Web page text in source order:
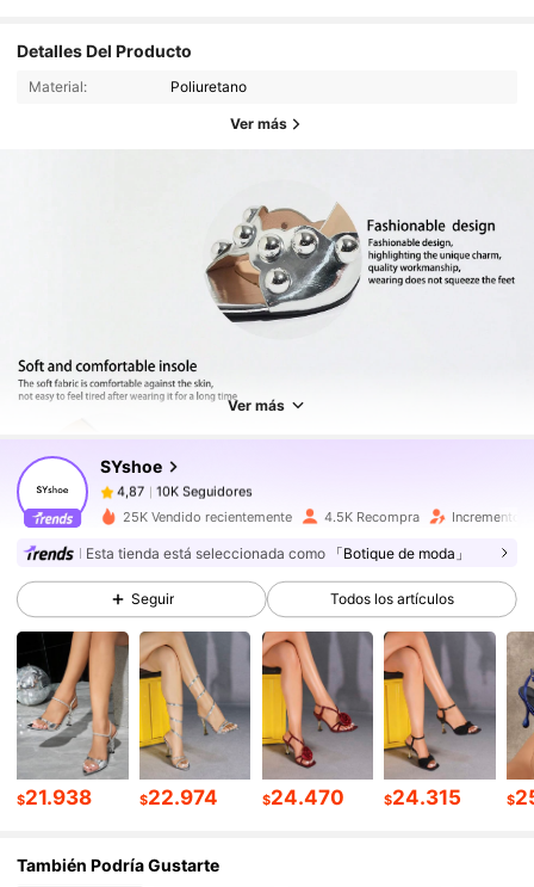
Detalles Del Producto
Material: Poliuretano
Ver más
Ver más
SYshoe
10K Seguidores
4,87 10K Seguidores
4,87
10K Seguidores
g***2pagóHace 1 día
4,87 10K Seguidores
4,87 10K Seguidores
4,87 10K Seguidores
4,87 10K Seguidores
4,87 10K Seguidores
25K Vendido recientemente 4.5K Recompra Incremento
Esta tienda está seleccionada como 「Botique de moda」
Seguir Todos los artículos
$21.938 $22.974 $24.470 $24.315 $
También Podría Gustarte